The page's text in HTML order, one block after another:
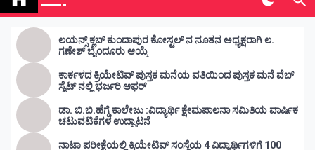
ಲಯನ್ಸ್ ಕ್ಲಬ್ ಕುಂದಾಪುರ ಕೋಸ್ಟಲ್ ನ ನೂತನ ಅಧ್ಯಕ್ಷರಾಗಿ ಲ.
ಗಣೇಶ್ ಬೈಂದೂರು ಆಯ್ಕೆ
ಕಾರ್ಕಳದ ಕ್ರಿಯೇಟಿವ್ ಪುಸ್ತಕ ಮನೆಯ ವತಿಯಿಂದ ಪುಸ್ತಕ ಮನೆ ವೆಬ್
ಸೈಟ್ ನಲ್ಲಿ ಭರ್ಜರಿ ಆಫರ್
ಡಾ. ಬಿ.ಬಿ.ಹೆಗ್ಡೆ ಕಾಲೇಜು :ವಿದ್ಯಾರ್ಥಿ ಕ್ಷೇಮಪಾಲನಾ ಸಮಿತಿಯ ವಾರ್ಷಿಕ
ಚಟುವಟಿಕೆಗಳ ಉದ್ಘಾಟನೆ
ನಾಟಾ ಪರೀಕ್ಷೆಯಲ್ಲಿ ಕ್ರಿಯೇಟಿವ್ ಸಂಸ್ಥೆಯ 4 ವಿದ್ಯಾರ್ಥಿಗಳಿಗೆ 100